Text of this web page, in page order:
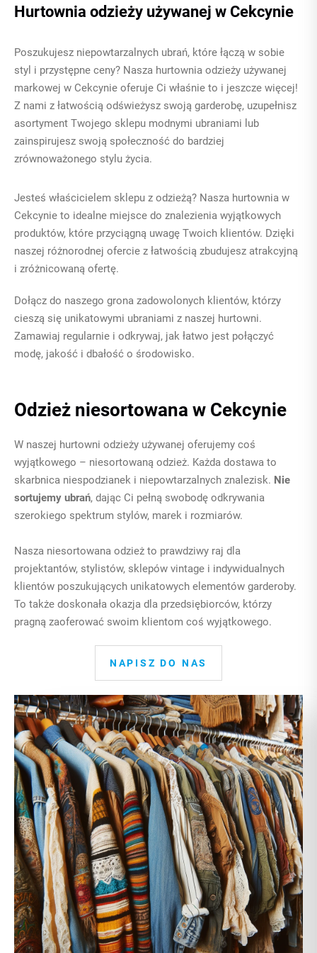
Hurtownia odzieży używanej w Cekcynie
Poszukujesz niepowtarzalnych ubrań, które łączą w sobie
styl i przystępne ceny? Nasza hurtownia odzieży używanej
markowej w Cekcynie oferuje Ci właśnie to i jeszcze więcej!
Z nami z łatwością odświeżysz swoją garderobę, uzupełnisz
asortyment Twojego sklepu modnymi ubraniami lub
zainspirujesz swoją społeczność do bardziej
zrównoważonego stylu życia.
Jesteś właścicielem sklepu z odzieżą? Nasza hurtownia w
Cekcynie to idealne miejsce do znalezienia wyjątkowych
produktów, które przyciągną uwagę Twoich klientów. Dzięki
naszej różnorodnej ofercie z łatwością zbudujesz atrakcyjną
i zróżnicowaną ofertę.
Dołącz do naszego grona zadowolonych klientów, którzy
cieszą się unikatowymi ubraniami z naszej hurtowni.
Zamawiaj regularnie i odkrywaj, jak łatwo jest połączyć
modę, jakość i dbałość o środowisko.
Odzież niesortowana w Cekcynie
W naszej hurtowni odzieży używanej oferujemy coś
wyjątkowego – niesortowaną odzież. Każda dostawa to
skarbnica niespodzianek i niepowtarzalnych znalezisk. Nie
sortujemy ubrań, dając Ci pełną swobodę odkrywania
szerokiego spektrum stylów, marek i rozmiarów.
Nasza niesortowana odzież to prawdziwy raj dla
projektantów, stylistów, sklepów vintage i indywidualnych
klientów poszukujących unikatowych elementów garderoby.
To także doskonała okazja dla przedsiębiorców, którzy
pragną zaoferować swoim klientom coś wyjątkowego.
NAPISZ DO NAS